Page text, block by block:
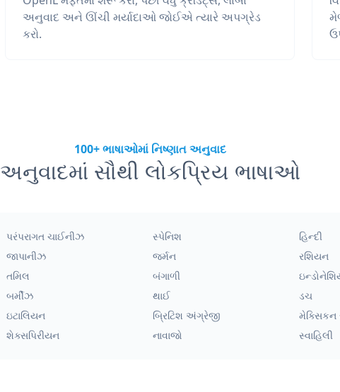
અનુવાદ અને ઊંચી મર્યાદાઓ જોઈએ ત્યારે અપગ્રેડ
કરો.
100+ ભાષાઓમાં નિષ્ણાત અનુવાદ
અનુવાદમાં સૌથી લોકપ્રિય ભાષાઓ
પરંપરાગત ચાઈનીઝ સ્પેનિશ હિન્દી
જાપાનીઝ જર્મન રશિયન
તમિલ બંગાળી
બર્મીઝ થાઈ ડચ
ઇટાલિયન બ્રિટિશ અંગ્રેજી મેક્સિકન
શેક્સપિરીયન નાવાજો સ્વાહિલી